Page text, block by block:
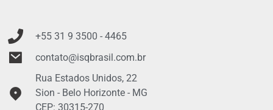
+55 31 93500 - 4465
contato@isqbrasil.com.br
Rua Estados Unidos, 22
Sion - Belo Horizonte - MG
CEP: 30315-270